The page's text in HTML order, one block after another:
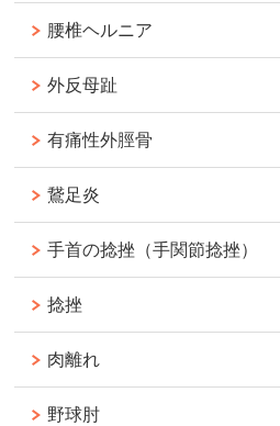
腰椎ヘルニア
外反母趾
有痛性外脛骨
鵞足炎
手首の捻挫（手関節捻挫）
捻挫
肉離れ
野球肘